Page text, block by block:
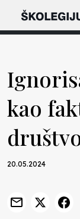
kao
20.05.2024